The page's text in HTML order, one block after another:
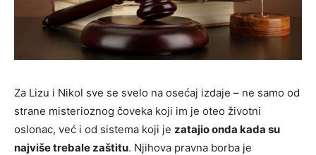
Za Lizu i Nikol sve se svelo na osećaj izdaje – ne samo od
strane misterioznog čoveka koji im je oteo životni
oslonac, već i od sistema koji je zatajio onda kada su
najviše trebale zaštitu. Njihova pravna borba je